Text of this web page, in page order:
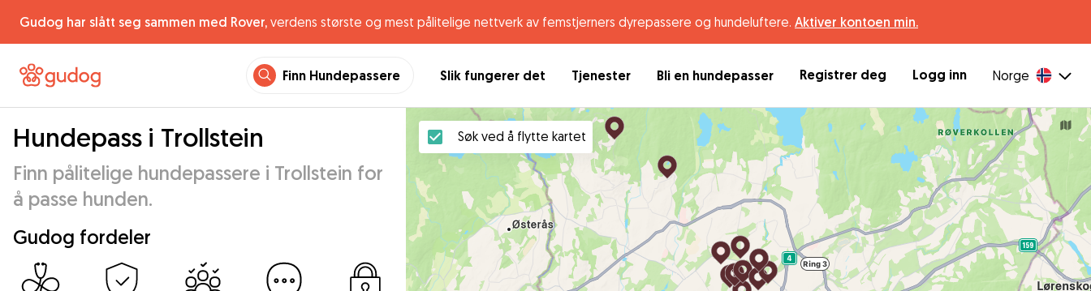
Gudog har slått seg sammen med Rover, verdens største og mest pålitelige nettverk av femstjerners dyrepassere og hundeluftere. Aktiver kontoen min.
Finn Hundepassere Slik fungerer det Tjenester Bli en hundepasser Registrer deg Logg inn Norge
Hundepass i Trollstein
Finn pålitelige hundepassere i Trollstein for
å passe hunden.
Gudog fordeler
Søk ved å flytte kartet